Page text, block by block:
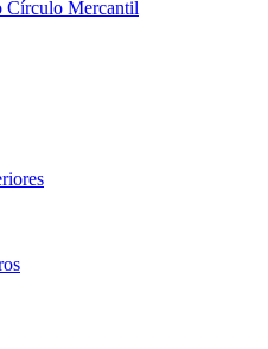
Círculo Mercantil